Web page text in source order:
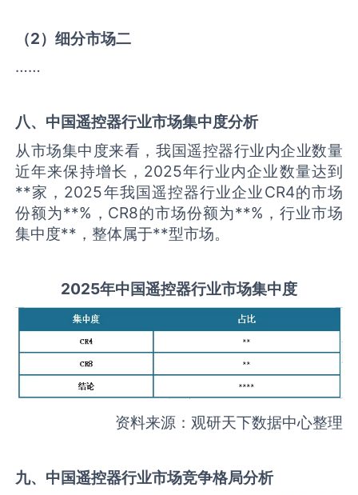
（2）细分市场二
……
八、中国遥控器行业市场集中度分析
从市场集中度来看，我国遥控器行业内企业数量
近年来保持增长，2025年行业内企业数量达到
**家，2025年我国遥控器行业企业CR4的市场
份额为**%，CR8的市场份额为**%，行业市场
集中度**，整体属于**型市场。
2025年中国遥控器行业市场集中度
资料来源：观研天下数据中心整理
九、中国遥控器行业市场竞争格局分析